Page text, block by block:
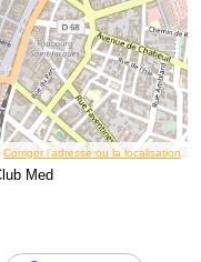
Corriger l’adresse ou la localisation
Med